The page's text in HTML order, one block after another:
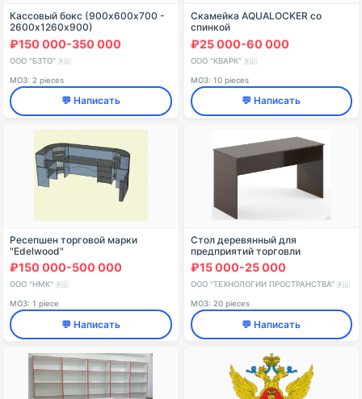
Кассовый бокс (900х600х700 -
2600х1260х900)
₽150 000-350 000
ООО "БЗТО" 🇷🇺
МОЗ: 2 pieces
💬 Написать
Скамейка AQUALOCKER со
спинкой
₽25 000-60 000
ООО "КВАРК" 🇷🇺
МОЗ: 10 pieces
💬 Написать
Ресепшен торговой марки
"Edelwood"
₽150 000-500 000
ООО "НМК" 🇷🇺
МОЗ: 1 piece
💬 Написать
Стол деревянный для
предприятий торговли
700х1200х750 мм Арт. С-5
₽15 000-25 000
ООО "ТЕХНОЛОГИИ ПРОСТРАНСТВА" 🇷🇺
МОЗ: 20 pieces
💬 Написать